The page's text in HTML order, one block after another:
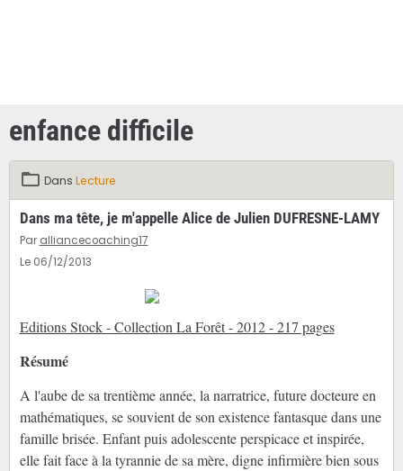
enfance difficile
Dans Lecture
Dans ma tête, je m'appelle Alice de Julien DUFRESNE-LAMY
Par alliancecoaching17
Le 06/12/2013
Editions Stock - Collection La Forêt - 2012 - 217 pages
Résumé
A l'aube de sa trentième année, la narratrice, future docteure en
mathématiques, se souvient de son existence fantasque dans une
famille brisée. Enfant puis adolescente perspicace et inspirée,
elle fait face à la tyrannie de sa mère, digne infirmière bien sous